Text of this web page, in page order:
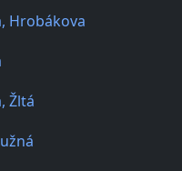
Hrobákova
Žltá